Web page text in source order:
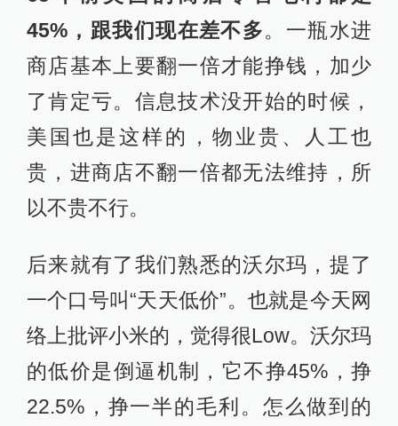
45%，跟我们现在差不多。一瓶水进
商店基本上要翻一倍才能挣钱，加少
了肯定亏。信息技术没开始的时候，
美国也是这样的，物业贵、人工也
贵，进商店不翻一倍都无法维持，所
以不贵不行。
后来就有了我们熟悉的沃尔玛，提了
一个口号叫“天天低价”。也就是今天网
络上批评小米的，觉得很Low。沃尔玛
的低价是倒逼机制，它不挣45%，挣
22.5%，挣一半的毛利。怎么做到的